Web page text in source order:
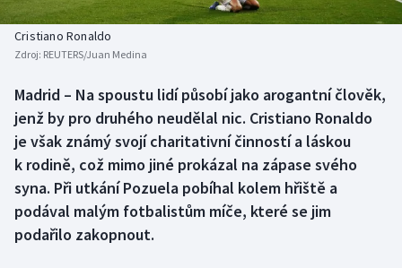
Biatlon
Box
Curling
Dostihy
Aplikace ČT sport
Cristiano Ronaldo
Zdroj: REUTERS/Juan Medina
Madrid – Na spoustu lidí působí jako arogantní člověk,
jenž by pro druhého neudělal nic. Cristiano Ronaldo
je však známý svojí charitativní činností a láskou
k rodině, což mimo jiné prokázal na zápase svého
syna. Při utkání Pozuela pobíhal kolem hřiště a
podával malým fotbalistům míče, které se jim
podařilo zakopnout.